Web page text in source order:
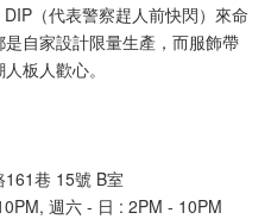
（代表警察趕人前快閃）來命
自家設計限量生產，而服飾帶
板人歡心。
巷 15號 B室
週六 - 日 : 2PM - 10PM